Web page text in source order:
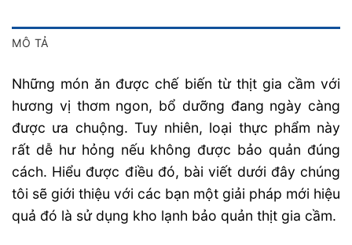
MÔ TẢ
Những món ăn được chế biến từ thịt gia cầm với
hương vị thơm ngon, bổ dưỡng đang ngày càng
được ưa chuộng. Tuy nhiên, loại thực phẩm này
rất dễ hư hỏng nếu không được bảo quản đúng
cách. Hiểu được điều đó, bài viết dưới đây chúng
tôi sẽ giới thiệu với các bạn một giải pháp mới hiệu
quả đó là sử dụng kho lạnh bảo quản thịt gia cầm.